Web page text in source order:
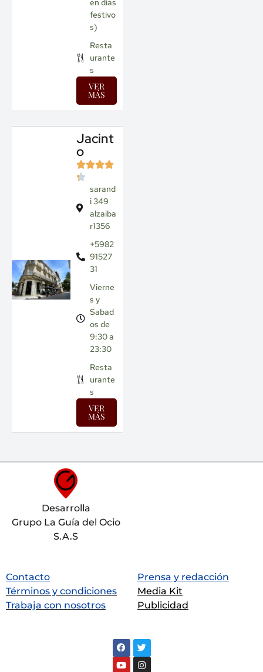
en días
festivo
s)
Resta
urante
s
VER
MÁS
Jacint
o
sarand
i 349
alzaiba
r1356
+5982
91527
31
Vierne
s y
Sabad
os de
9:30 a
23:30
Resta
urante
s
VER
MÁS
Desarrolla
Grupo La Guía del Ocio
S.A.S
Contacto
Términos y condiciones
Trabaja con nosotros
Prensa y redacción
Media Kit
Publicidad